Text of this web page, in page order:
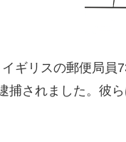
ギリスの郵便局員
捕されました。彼